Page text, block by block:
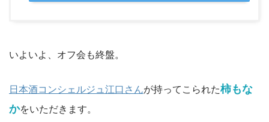
いよいよ、オフ会も終盤。
日本酒コンシェルジュ江口さんが持ってこられた柿もな
かをいただきます。